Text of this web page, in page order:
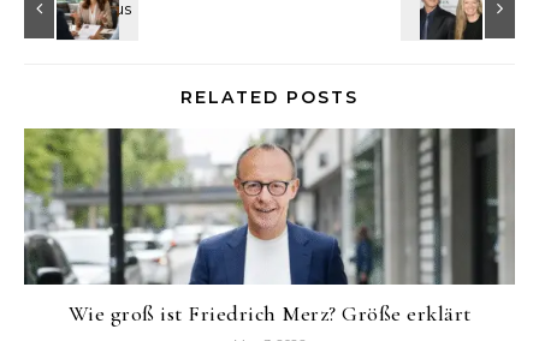
RELATED POSTS
Wie groß ist Friedrich Merz? Größe erklärt